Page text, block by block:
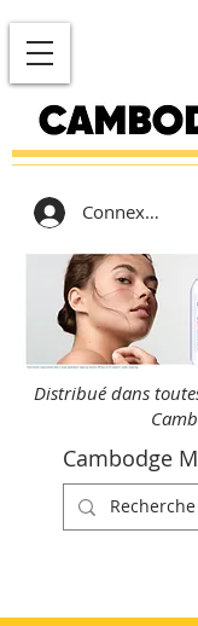
Connexion
Distribué dans
Cambodge